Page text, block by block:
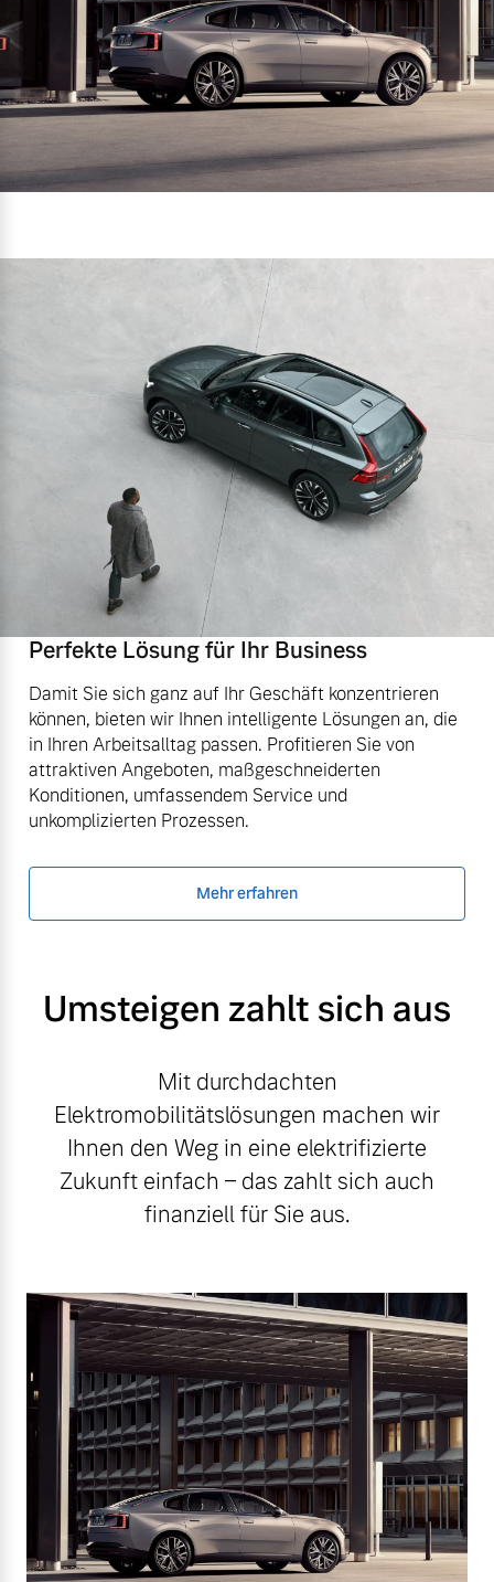
Perfekte Lösung für Ihr Business
Damit Sie sich ganz auf Ihr Geschäft konzentrieren
können, bieten wir Ihnen intelligente Lösungen an, die
in Ihren Arbeitsalltag passen. Profitieren Sie von
attraktiven Angeboten, maßgeschneiderten
Konditionen, umfassendem Service und
unkomplizierten Prozessen.
Mehr erfahren
Umsteigen zahlt sich aus
Mit durchdachten
Elektromobilitätslösungen machen wir
Ihnen den Weg in eine elektrifizierte
Zukunft einfach – das zahlt sich auch
finanziell für Sie aus.